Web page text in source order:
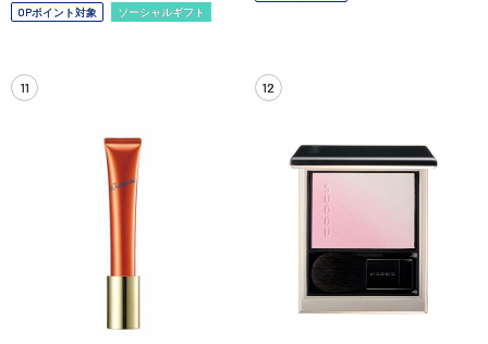
OPポイント対象 ソーシャルギフト
11 12